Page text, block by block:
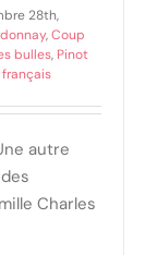
28th,
,Coup
bulles, Pinot
français
autre
Charles